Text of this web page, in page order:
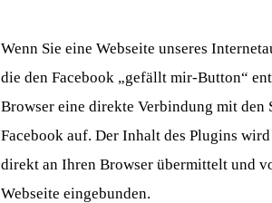
Wenn Sie eine Webseite unseres
die den Facebook „gefällt mir-Button“
Browser eine direkte Verbindung mit den
Facebook auf. Der Inhalt des Plugins
direkt an Ihren Browser übermittelt und
Webseite eingebunden.